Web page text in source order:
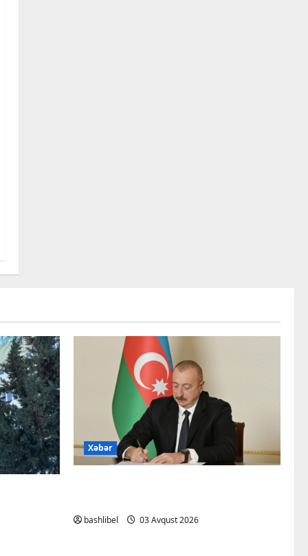
Xəbər
bashlibel 03 Avqust 2026